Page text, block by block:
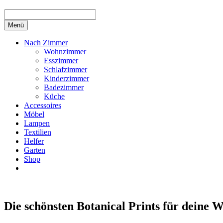
Menü
Nach Zimmer
Wohnzimmer
Esszimmer
Schlafzimmer
Kinderzimmer
Badezimmer
Küche
Accessoires
Möbel
Lampen
Textilien
Helfer
Garten
Shop
Die schönsten Botanical Prints für deine